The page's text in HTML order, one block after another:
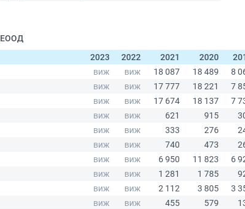
ЕООД
2023
2022 2021 2020